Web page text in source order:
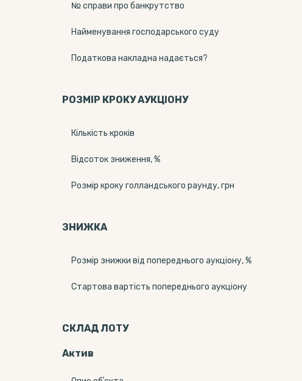
№ справи про банкрутство
Найменування господарського суду
Податкова накладна надається?
РОЗМІР КРОКУ АУКЦІОНУ
Кількість кроків
Відсоток зниження, %
Розмір кроку голландського раунду, грн
ЗНИЖКА
Розмір знижки від попереднього аукціону, %
Стартова вартість попереднього аукціону
СКЛАД ЛОТУ
Актив